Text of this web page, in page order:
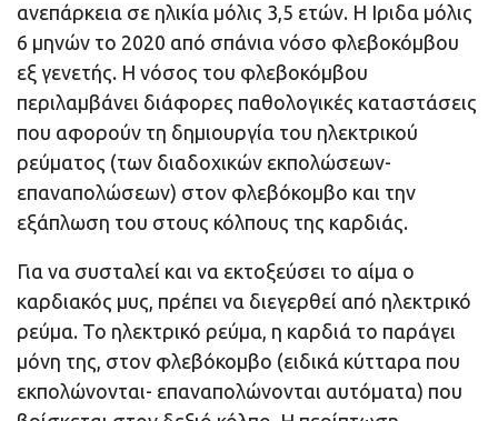
ανεπάρκεια σε ηλικία μόλις 3,5 ετών. Η Ιριδα μόλις
6 μηνών το 2020 από σπάνια νόσο φλεβοκόμβου
εξ γενετής. Η νόσος του φλεβοκόμβου
περιλαμβάνει διάφορες παθολογικές καταστάσεις
που αφορούν τη δημιουργία του ηλεκτρικού
ρεύματος (των διαδοχικών εκπολώσεων-
επαναπολώσεων) στον φλεβόκομβο και την
εξάπλωση του στους κόλπους της καρδιάς.
Για να συσταλεί και να εκτοξεύσει το αίμα ο
καρδιακός μυς, πρέπει να διεγερθεί από ηλεκτρικό
ρεύμα. Το ηλεκτρικό ρεύμα, η καρδιά το παράγει
μόνη της, στον φλεβόκομβο (ειδικά κύτταρα που
εκπολώνονται- επαναπολώνονται αυτόματα) που